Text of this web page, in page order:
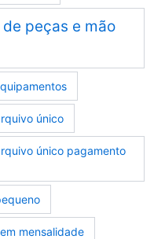
peças e mão
único
único pagamento
mensalidade